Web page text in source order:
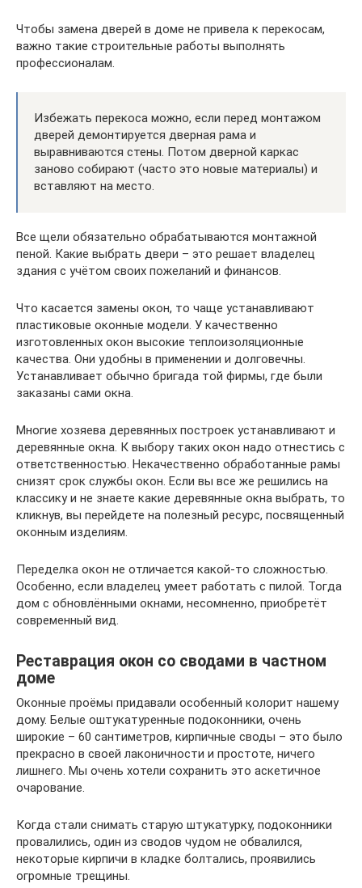
Чтобы замена дверей в доме не привела к перекосам,
важно такие строительные работы выполнять
профессионалам.
Избежать перекоса можно, если перед монтажом
дверей демонтируется дверная рама и
выравниваются стены. Потом дверной каркас
заново собирают (часто это новые материалы) и
вставляют на место.
Все щели обязательно обрабатываются монтажной
пеной. Какие выбрать двери – это решает владелец
здания с учётом своих пожеланий и финансов.
Что касается замены окон, то чаще устанавливают
пластиковые оконные модели. У качественно
изготовленных окон высокие теплоизоляционные
качества. Они удобны в применении и долговечны.
Устанавливает обычно бригада той фирмы, где были
заказаны сами окна.
Многие хозяева деревянных построек устанавливают и
деревянные окна. К выбору таких окон надо отнестись с
ответственностью. Некачественно обработанные рамы
снизят срок службы окон. Если вы все же решились на
классику и не знаете какие деревянные окна выбрать, то
кликнув, вы перейдете на полезный ресурс, посвященный
оконным изделиям.
Переделка окон не отличается какой-то сложностью.
Особенно, если владелец умеет работать с пилой. Тогда
дом с обновлёнными окнами, несомненно, приобретёт
современный вид.
Реставрация окон со сводами в частном
доме
Оконные проёмы придавали особенный колорит нашему
дому. Белые оштукатуренные подоконники, очень
широкие – 60 сантиметров, кирпичные своды – это было
прекрасно в своей лаконичности и простоте, ничего
лишнего. Мы очень хотели сохранить это аскетичное
очарование.
Когда стали снимать старую штукатурку, подоконники
провалились, один из сводов чудом не обвалился,
некоторые кирпичи в кладке болтались, проявились
огромные трещины.